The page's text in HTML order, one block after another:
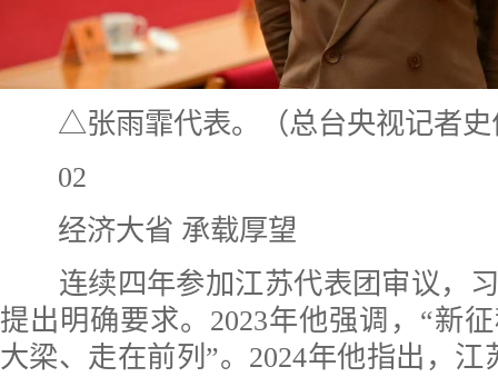
△张雨霏代表。（总台央视记者史
02
经济大省 承载厚望
连续四年参加江苏代表团审议，习
提出明确要求。2023年他强调，“新
大梁、走在前列”。2024年他指出，江